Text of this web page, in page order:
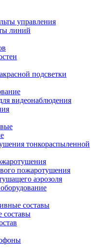
управления
линий
подсветки
видеонаблюдения
тонкораспыленной
пожаротушения
аэрозоля
составы
составы